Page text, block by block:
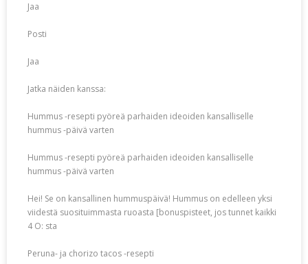
Jaa
Posti
Jaa
Jatka näiden kanssa:
Hummus -resepti pyöreä parhaiden ideoiden kansalliselle
hummus -päivä varten
Hummus -resepti pyöreä parhaiden ideoiden kansalliselle
hummus -päivä varten
Hei! Se on kansallinen hummuspäivä! Hummus on edelleen yksi
viidestä suosituimmasta ruoasta [bonuspisteet, jos tunnet kaikki
4 O: sta
Peruna- ja chorizo ​​tacos -resepti